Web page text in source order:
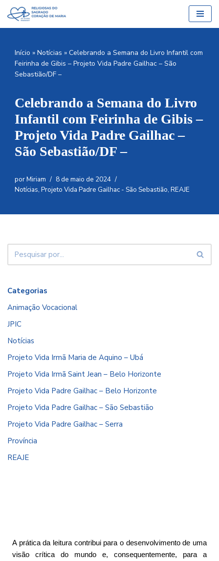
Pular
conteúdo
Início » Notícias » Celebrando a Semana do Livro Infantil com
Feirinha de Gibis – Projeto Vida Padre Gailhac – São
Sebastião/DF –
Celebrando a Semana do Livro
Infantil com Feirinha de Gibis –
Projeto Vida Padre Gailhac –
São Sebastião/DF –
porMiriam
8 de maio de 2024
Notícias, Projeto Vida Padre Gailhac - São Sebastião, REAJE
Categorias
Animação Vocacional
JPIC
Notícias
Projeto Vida Irmã Maria de Aquino – Ubá
Projeto Vida Irmã Saint Jean – Belo Horizonte
Projeto Vida Padre Gailhac – Belo Horizonte
Projeto Vida Padre Gailhac – São Sebastião
Projeto Vida Padre Gailhac – Serra
Província
REAJE
A prática da leitura contribui para o desenvolvimento de uma
visão crítica do mundo e, consequentemente, para a